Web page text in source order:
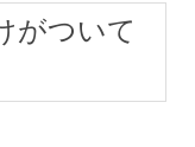
がついて